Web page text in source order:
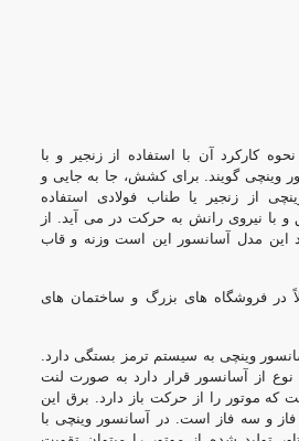
کارکرد آن با استفاده از زنجیر و با
وینچی گویند. برای کشش، جا به جایی و
از زنجیر یا طناب فولادی استفاده
با نیروی رانش به حرکت در می آید. از
این مدل آسانسور این است وزنه و قاب
در فروشگاه های بزرگ و ساختمان های
وینچی به سیستم ترمز بستگی دارد.
از آسانسور قرار دارد به صورت لنت
موتور را از حرکت باز دارد. برق این
و سه فاز است. در آسانسور وینچی با